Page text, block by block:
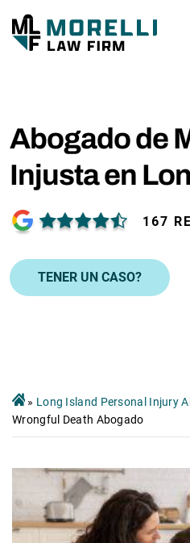
Abogado de
Injusta en
167
TENER UN CASO?
» Long Island Personal Injury
Wrongful Death Abogado